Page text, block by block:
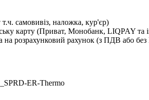
самовивіз, наложка, кур'єр)
карту (Приват, Монобанк, LIQPAY та
на розрахунковий рахунок (з ПДВ або
ER-Thermo